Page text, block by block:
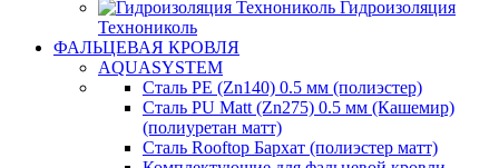
Гидроизоляция
Технониколь
ФАЛЬЦЕВАЯ КРОВЛЯ
AQUASYSTEM
Сталь PE (Zn140) 0.5 мм (полиэстер)
Сталь PU Matt (Zn275) 0.5 мм (Кашемир)
(полиуретан матт)
Сталь Rooftop Бархат (полиэстер матт)